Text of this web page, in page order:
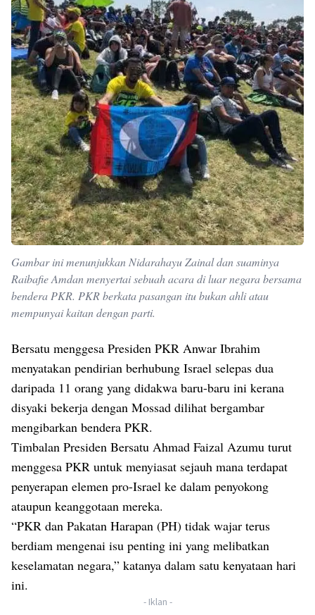
Gambar ini menunjukkan Nidarahayu Zainal dan suaminya
Raibafie Amdan menyertai sebuah acara di luar negara bersama
bendera PKR. PKR berkata pasangan itu bukan ahli atau
mempunyai kaitan dengan parti.
Bersatu menggesa Presiden PKR Anwar Ibrahim
menyatakan pendirian berhubung Israel selepas dua
daripada 11 orang yang didakwa baru-baru ini kerana
disyaki bekerja dengan Mossad dilihat bergambar
mengibarkan bendera PKR.
Timbalan Presiden Bersatu Ahmad Faizal Azumu turut
menggesa PKR untuk menyiasat sejauh mana terdapat
penyerapan elemen pro-Israel ke dalam penyokong
ataupun keanggotaan mereka.
“PKR dan Pakatan Harapan (PH) tidak wajar terus
berdiam mengenai isu penting ini yang melibatkan
keselamatan negara,” katanya dalam satu kenyataan hari
ini.
- Iklan -